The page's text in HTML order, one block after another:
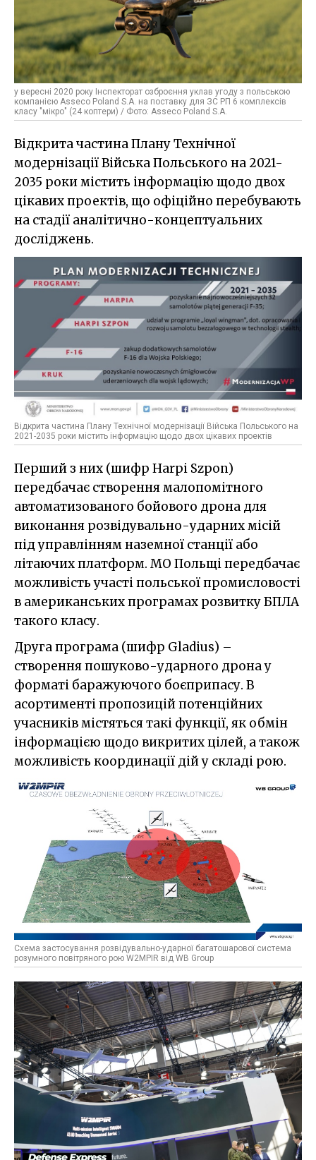
у вересні 2020 року Інспекторат озброєння уклав угоду з польською
компанією Asseco Poland S.A. на поставку для ЗС РП 6 комплексів
класу "мікро" (24 коптери) / Фото: Asseco Poland S.A.
Відкрита частина Плану Технічної
модернізації Війська Польського на 2021-
2035 роки містить інформацію щодо двох
цікавих проектів, що офіційно перебувають
на стадії аналітично-концептуальних
досліджень.
Відкрита частина Плану Технічної модернізації Війська Польського на
2021-2035 роки містить інформацію щодо двох цікавих проектів
Перший з них (шифр Harpi Szpon)
передбачає створення малопомітного
автоматизованого бойового дрона для
виконання розвідувально-ударних місій
під управлінням наземної станції або
літаючих платформ. МО Польщі передбачає
можливість участі польської промисловості
в американських програмах розвитку БПЛА
такого класу.
Друга програма (шифр Gladius) –
створення пошуково-ударного дрона у
форматі баражуючого боєприпасу. В
асортименті пропозицій потенційних
учасників містяться такі функції, як обмін
інформацією щодо викритих цілей, а також
можливість координації дій у складі рою.
Схема застосування розвідувально-ударної багатошарової система
розумного повітряного рою W2MPIR від WB Group